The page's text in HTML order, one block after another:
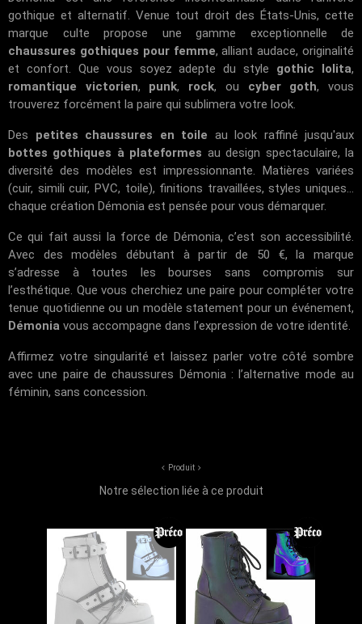
gothique et alternatif. Venue tout droit des États-Unis, cette
marque culte propose une gamme exceptionnelle de
chaussures gothiques pour femme, alliant audace, originalité
et confort. Que vous soyez adepte du style gothic lolita,
romantique victorien, punk, rock, ou cyber goth, vous
trouverez forcément la paire qui sublimera votre look.
Des petites chaussures en toile au look raffiné jusqu'aux
bottes gothiques à plateformes au design spectaculaire, la
diversité des modèles est impressionnante. Matières variées
(cuir, simili cuir, PVC, toile), finitions travaillées, styles uniques...
chaque création Démonia est pensée pour vous démarquer.
Ce qui fait aussi la force de Démonia, c’est son accessibilité.
Avec des modèles débutant à partir de 50 €, la marque
s’adresse à toutes les bourses sans compromis sur
l’esthétique. Que vous cherchiez une paire pour compléter votre
tenue quotidienne ou un modèle statement pour un événement,
Démonia vous accompagne dans l’expression de votre identité.
Affirmez votre singularité et laissez parler votre côté sombre
avec une paire de chaussures Démonia : l’alternative mode au
féminin, sans concession.
Produit
Notre sélection liée à ce produit